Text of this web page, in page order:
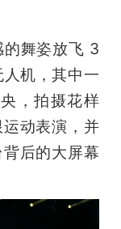
舞姿放飞 3
机，其中一
，拍摄花样
动表演，并
后的大屏幕